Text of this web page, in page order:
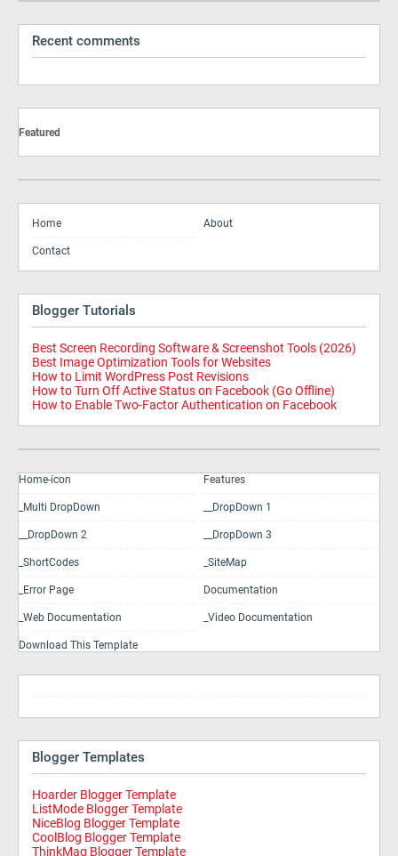
Recent comments
Featured
Home About
Contact
Blogger Tutorials
Best Screen Recording Software & Screenshot Tools (2026)
Best Image Optimization Tools for Websites
How to Limit WordPress Post Revisions
How to Turn Off Active Status on Facebook (Go Offline)
How to Enable Two-Factor Authentication on Facebook
Home-icon Features
_Multi DropDown __DropDown 1
__DropDown 2 __DropDown 3
_ShortCodes _SiteMap
_Error Page Documentation
_Web Documentation _Video Documentation
Download This Template
Blogger Templates
Hoarder Blogger Template
ListMode Blogger Template
NiceBlog Blogger Template
CoolBlog Blogger Template
ThinkMag Blogger Template